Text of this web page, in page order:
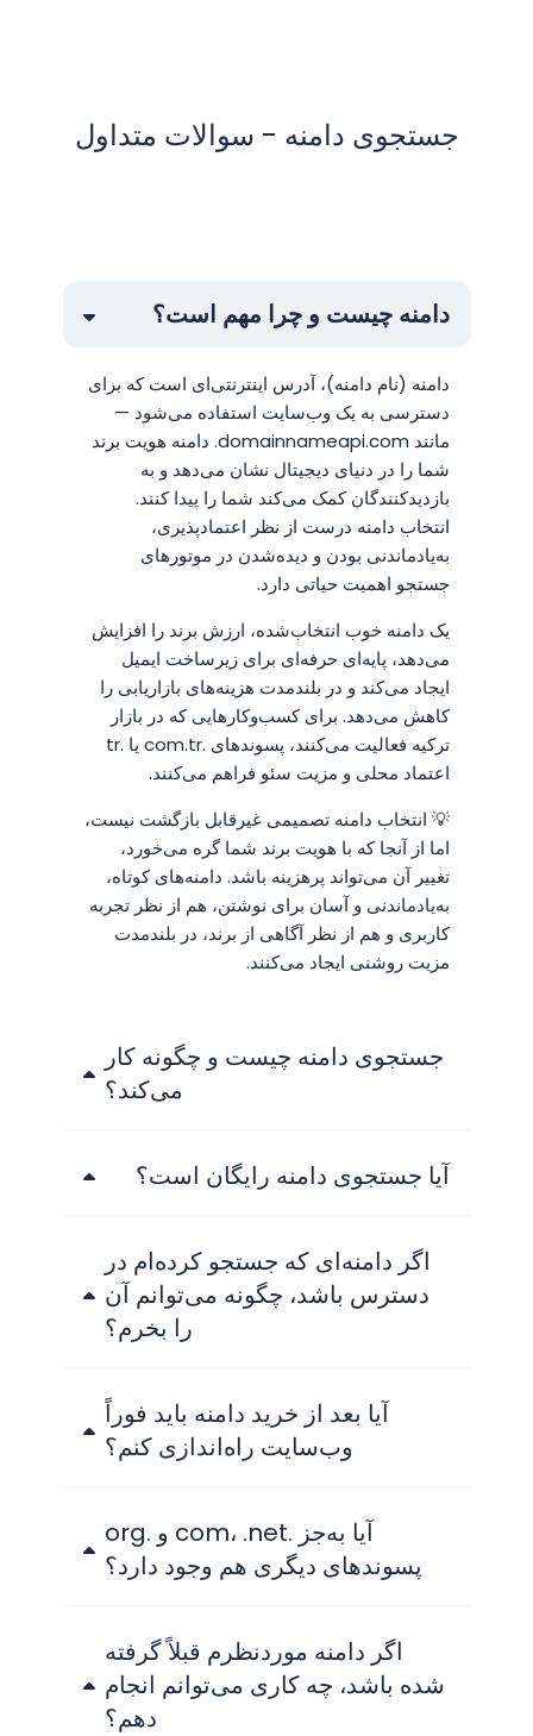
جستجوی دامنه - سوالات متداول
دامنه چیست و چرا مهم است؟
دامنه (نام دامنه)، آدرس اینترنتی‌ای است که برای
دسترسی به یک وب‌سایت استفاده می‌شود —
مانند domainnameapi.com. دامنه هویت برند
شما را در دنیای دیجیتال نشان می‌دهد و به
بازدیدکنندگان کمک می‌کند شما را پیدا کنند.
انتخاب دامنه درست از نظر اعتمادپذیری،
به‌یادماندنی بودن و دیده‌شدن در موتورهای
جستجو اهمیت حیاتی دارد.
یک دامنه خوب انتخاب‌شده، ارزش برند را افزایش
می‌دهد، پایه‌ای حرفه‌ای برای زیرساخت ایمیل
ایجاد می‌کند و در بلندمدت هزینه‌های بازاریابی را
کاهش می‌دهد. برای کسب‌وکارهایی که در بازار
ترکیه فعالیت می‌کنند، پسوندهای .com.tr یا .tr
اعتماد محلی و مزیت سئو فراهم می‌کنند.
💡 انتخاب دامنه تصمیمی غیرقابل بازگشت نیست،
اما از آنجا که با هویت برند شما گره می‌خورد،
تغییر آن می‌تواند پرهزینه باشد. دامنه‌های کوتاه،
به‌یادماندنی و آسان برای نوشتن، هم از نظر تجربه
کاربری و هم از نظر آگاهی از برند، در بلندمدت
مزیت روشنی ایجاد می‌کنند.
جستجوی دامنه چیست و چگونه کار
می‌کند؟
آیا جستجوی دامنه رایگان است؟
اگر دامنه‌ای که جستجو کرده‌ام در
دسترس باشد، چگونه می‌توانم آن
را بخرم؟
آیا بعد از خرید دامنه باید فوراً
وب‌سایت راه‌اندازی کنم؟
آیا به‌جز .com، .net و .org
پسوندهای دیگری هم وجود دارد؟
اگر دامنه موردنظرم قبلاً گرفته
شده باشد، چه کاری می‌توانم انجام
دهم؟